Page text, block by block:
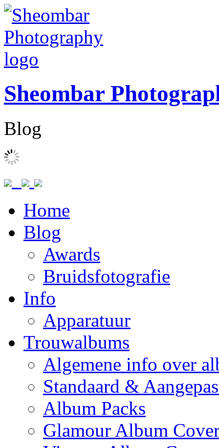
Sheombar
Blog
Home
Blog
Awards
Bruidsfotografie
Info
Apparatuur
Trouwalbums
Algemene info over
Standaard &
Album Packs
Glamour Album